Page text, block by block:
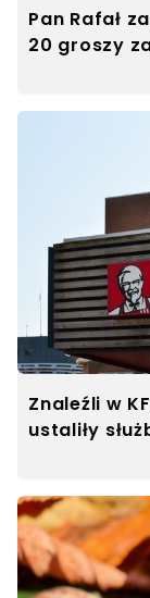
Pan Rafał
20 groszy
Znaleźli w
ustaliły